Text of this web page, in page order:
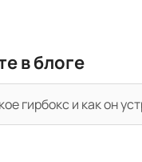
в блоге
гирбокс и как он